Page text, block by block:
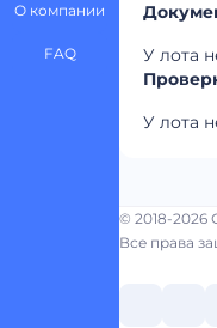
О компании
FAQ
У лота
У лота
© 2018-2026
Все права